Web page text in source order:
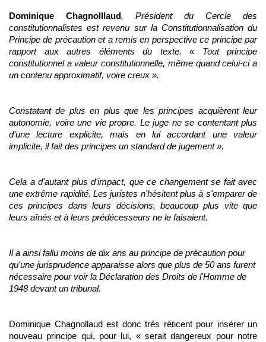
Dominique Chagnolllaud, Président du Cercle des
constitutionnalistes est revenu sur la Constitutionnalisation du
Principe de précaution et a remis en perspective ce principe par
rapport aux autres éléments du texte. « Tout principe
constitutionnel a valeur constitutionnelle, même quand celui-ci a
un contenu approximatif, voire creux ».
Constatant de plus en plus que les principes acquièrent leur
autonomie, voire une vie propre. Le juge ne se contentant plus
d'une lecture explicite, mais en lui accordant une valeur
implicite, il fait des principes un standard de jugement ».
Cela a d'autant plus d'impact, que ce changement se fait avec
une extrême rapidité. Les juristes n'hésitent plus à s'emparer de
ces principes dans leurs décisions, beaucoup plus vite que
leurs aînés et à leurs prédécesseurs ne le faisaient.
Il a ainsi fallu moins de dix ans au principe de précaution pour
qu'une jurisprudence apparaisse alors que plus de 50 ans furent
nécessaire pour voir la Déclaration des Droits de l'Homme de
1948 devant un tribunal.
Dominique Chagnollaud est donc très réticent pour insérer un
nouveau principe qui, pour lui, « serait dangereux pour notre